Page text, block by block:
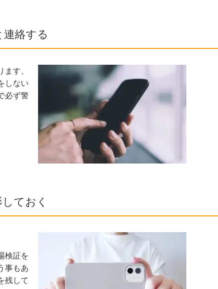
絡する
す、
しない
必ず警
ておく
検証を
事もあ
残して